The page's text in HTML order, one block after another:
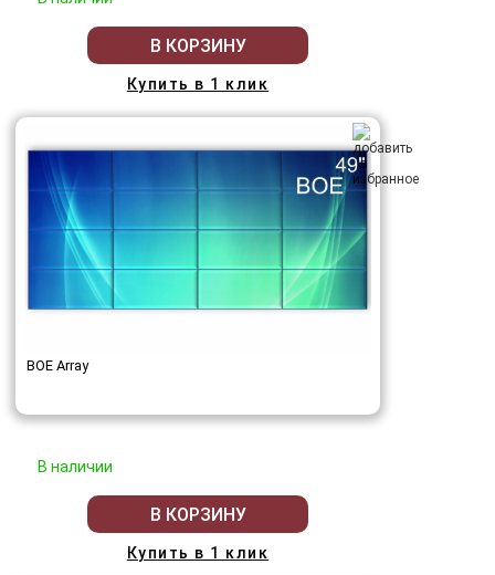
В КОРЗИНУ
Купить в 1 клик
BOE Array
В наличии
В КОРЗИНУ
Купить в 1 клик